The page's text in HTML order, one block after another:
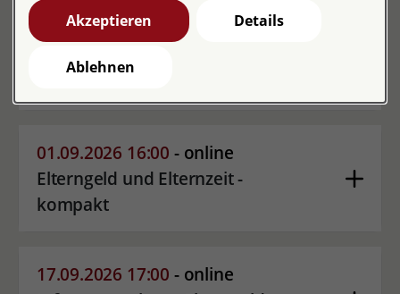
20.08.2026 09:30
- online
*online* Infoveranstaltung
01.09.2026 16:00 - online
Elterngeld und Elternzeit -
kompakt
17.09.2026 17:00 - online
Akzeptieren Details
Ablehnen